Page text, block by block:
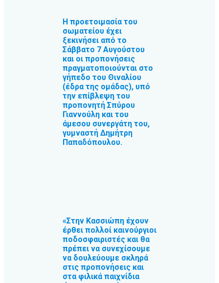
Η προετοιμασία του
σωματείου έχει
ξεκινήσει από το
Σάββατο 7 Αυγούστου
και οι προπονήσεις
πραγματοποιούνται στο
γήπεδο του Θιναλίου
(έδρα της ομάδας), υπό
την επίβλεψη του
προπονητή Σπύρου
Γιαννούλη και του
άμεσου συνεργάτη του,
γυμναστή Δημήτρη
Παπαδόπουλου.
«Στην Κασσιώπη έχουν
έρθει πολλοί καινούργιοι
ποδοσφαιριστές και θα
πρέπει να συνεχίσουμε
να δουλεύουμε σκληρά
στις προπονήσεις και
στα φιλικά παιχνίδια